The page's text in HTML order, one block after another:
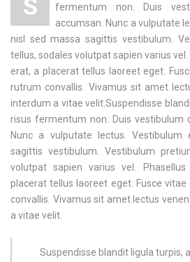
S
fermentum non. Duis
accumsan. Nunc a vulputate
nisl sed massa sagittis vestibulum.
tellus, sodales volutpat sapien varius
erat, a placerat tellus laoreet eget.
rutrum convallis. Vivamus sit amet
interdum a vitae velit.Suspendisse
risus fermentum non. Duis vestibulum
Nunc a vulputate lectus. Vestibulum
sagittis vestibulum. Vestibulum
volutpat sapien varius vel.
placerat tellus laoreet eget. Fusce
convallis. Vivamus sit amet lectus
a vitae velit.
Suspendisse blandit ligula turpis,